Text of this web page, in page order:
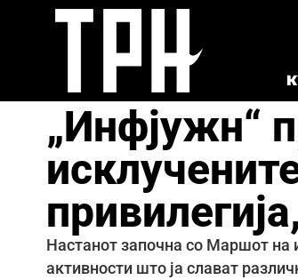
„Инфјужн“
Настанот започна со Маршот на
активности што ја слават